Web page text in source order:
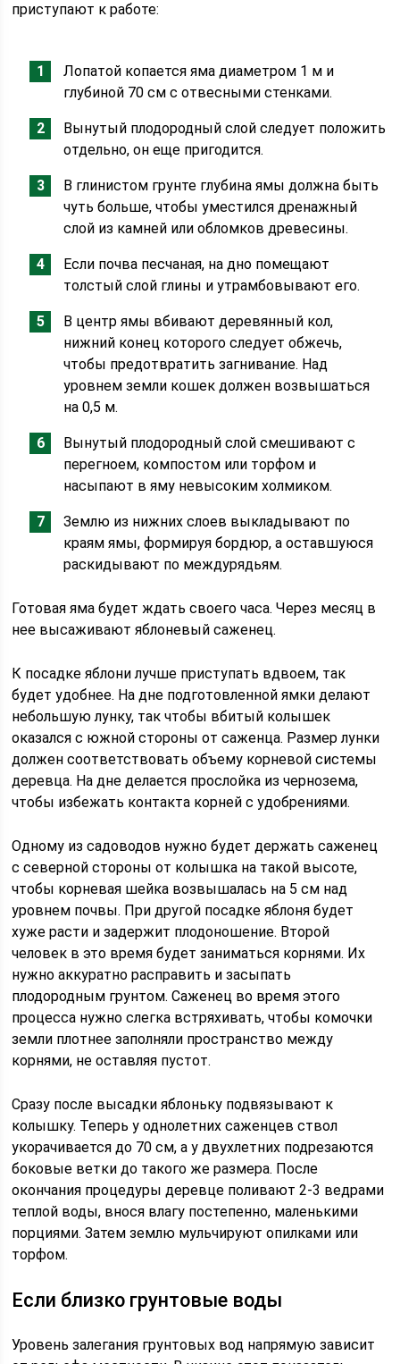
приступают к работе:
Лопатой копается яма диаметром 1 м и
глубиной 70 см с отвесными стенками.
Вынутый плодородный слой следует положить
отдельно, он еще пригодится.
В глинистом грунте глубина ямы должна быть
чуть больше, чтобы уместился дренажный
слой из камней или обломков древесины.
Если почва песчаная, на дно помещают
толстый слой глины и утрамбовывают его.
В центр ямы вбивают деревянный кол,
нижний конец которого следует обжечь,
чтобы предотвратить загнивание. Над
уровнем земли кошек должен возвышаться
на 0,5 м.
Вынутый плодородный слой смешивают с
перегноем, компостом или торфом и
насыпают в яму невысоким холмиком.
Землю из нижних слоев выкладывают по
краям ямы, формируя бордюр, а оставшуюся
раскидывают по междурядьям.
Готовая яма будет ждать своего часа. Через месяц в
нее высаживают яблоневый саженец.
К посадке яблони лучше приступать вдвоем, так
будет удобнее. На дне подготовленной ямки делают
небольшую лунку, так чтобы вбитый колышек
оказался с южной стороны от саженца. Размер лунки
должен соответствовать объему корневой системы
деревца. На дне делается прослойка из чернозема,
чтобы избежать контакта корней с удобрениями.
Одному из садоводов нужно будет держать саженец
с северной стороны от колышка на такой высоте,
чтобы корневая шейка возвышалась на 5 см над
уровнем почвы. При другой посадке яблоня будет
хуже расти и задержит плодоношение. Второй
человек в это время будет заниматься корнями. Их
нужно аккуратно расправить и засыпать
плодородным грунтом. Саженец во время этого
процесса нужно слегка встряхивать, чтобы комочки
земли плотнее заполняли пространство между
корнями, не оставляя пустот.
Сразу после высадки яблоньку подвязывают к
колышку. Теперь у однолетних саженцев ствол
укорачивается до 70 см, а у двухлетних подрезаются
боковые ветки до такого же размера. После
окончания процедуры деревце поливают 2-3 ведрами
теплой воды, внося влагу постепенно, маленькими
порциями. Затем землю мульчируют опилками или
торфом.
Если близко грунтовые воды
Уровень залегания грунтовых вод напрямую зависит